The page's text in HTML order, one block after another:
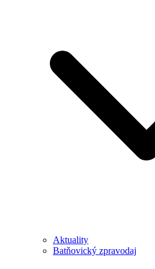
Aktuality
Batňovický zpravodaj